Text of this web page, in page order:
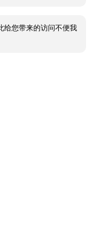
给您带来的访问不便我